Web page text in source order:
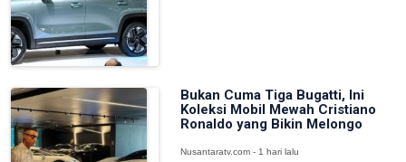
Bukan Cuma Tiga Bugatti, Ini
Koleksi Mobil Mewah Cristiano
Ronaldo yang Bikin Melongo
Nusantaratv.com - 1 hari lalu